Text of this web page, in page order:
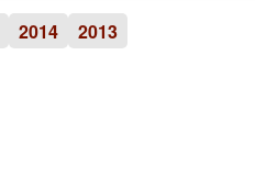
2014 2013